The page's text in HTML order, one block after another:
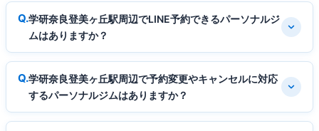
学研奈良登美ヶ丘駅周辺でLINE予約できるパーソナルジ
ムはありますか？
学研奈良登美ヶ丘駅周辺で予約変更やキャンセルに対応
するパーソナルジムはありますか？